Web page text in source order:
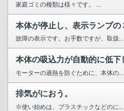
家庭ゴミの種類は様々です。 ...
故障の表示です。お手数ですが、取扱...
モーターの過熱を防ぐために、本体の...
排気がにおう。
※使い始めは、プラスチックなどのに...